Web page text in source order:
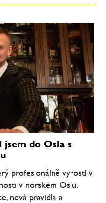
do Osla s
profesionálně vyrostl v
v norském Oslu.
nová pravidla a